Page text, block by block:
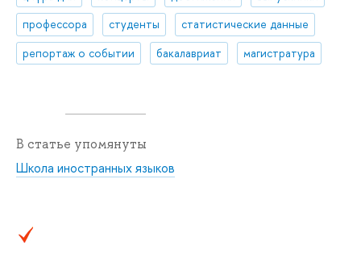
профессора
студенты
статистические данные
репортаж о событии
бакалавриат магистратура
В статье упомянуты
Школа иностранных языков